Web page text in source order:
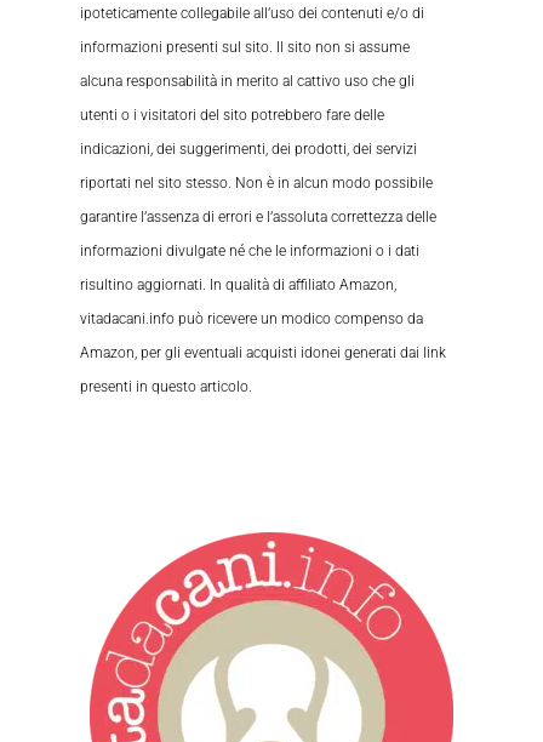
ipoteticamente collegabile all’uso dei contenuti e/o di
informazioni presenti sul sito. Il sito non si assume
alcuna responsabilità in merito al cattivo uso che gli
utenti o i visitatori del sito potrebbero fare delle
indicazioni, dei suggerimenti, dei prodotti, dei servizi
riportati nel sito stesso. Non è in alcun modo possibile
garantire l’assenza di errori e l’assoluta correttezza delle
informazioni divulgate né che le informazioni o i dati
risultino aggiornati. In qualità di affiliato Amazon,
vitadacani.info può ricevere un modico compenso da
Amazon, per gli eventuali acquisti idonei generati dai link
presenti in questo articolo.